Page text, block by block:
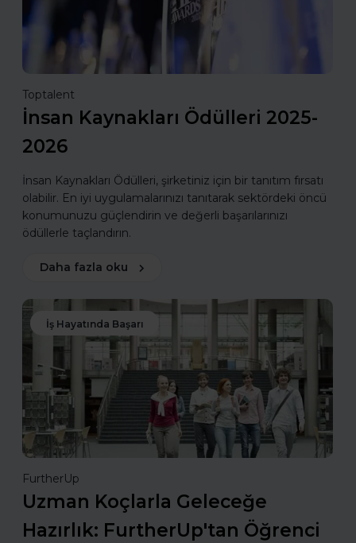
Toptalent
İnsan Kaynakları Ödülleri 2025-
2026
İnsan Kaynakları Ödülleri, şirketiniz için bir tanıtım fırsatı
olabilir. En iyi uygulamalarınızı tanıtarak sektördeki öncü
konumunuzu güçlendirin ve değerli başarılarınızı
ödüllerle taçlandırın.
Daha fazla oku
İş Hayatında Başarı
FurtherUp
Uzman Koçlarla Geleceğe
Hazırlık: FurtherUp'tan Öğrenci